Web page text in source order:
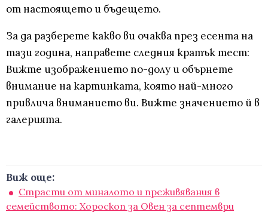
от настоящето и бъдещето.
За да разберете какво ви очаква през есента на
тази година, направете следния кратък тест:
Вижте изображението по-долу и обърнете
внимание на картинката, която най-много
привлича вниманието ви. Вижте значението й в
галерията.
Виж още:
Страсти от миналото и преживявания в
семейството: Хороскоп за Овен за септември